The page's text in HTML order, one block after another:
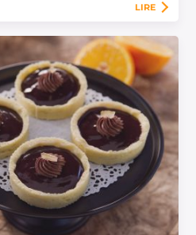
LIRE